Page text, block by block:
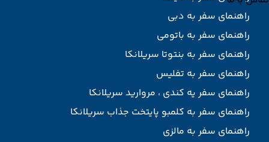
راهنمای سفر به دبی
راهنمای سفر به باتومی
راهنمای سفر به بنتوتا سریلانکا
راهنمای سفر به تفلیس
راهنمای سفر یه کندی ، مروارید سریلانکا
راهنمای سفر به کلمبو پایتخت جذاب سریلانکا
راهنمای سفر به مالزی